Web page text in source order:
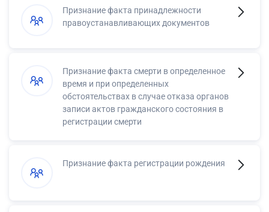
Признание факта принадлежности
правоустанавливающих документов
Признание факта смерти в определенное
время и при определенных
обстоятельствах в случае отказа органов
записи актов гражданского состояния в
регистрации смерти
Признание факта регистрации рождения